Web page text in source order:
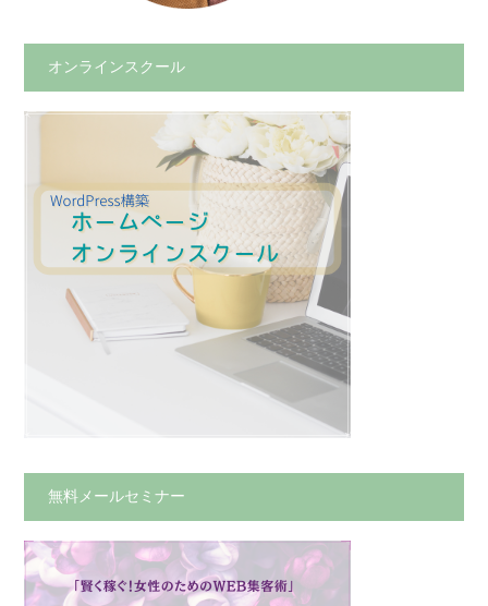
オンラインスクール
無料メールセミナー